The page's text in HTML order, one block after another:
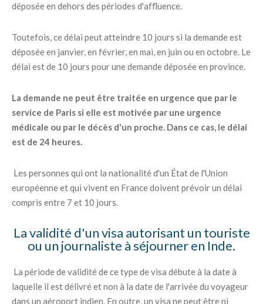
déposée en dehors des périodes d'affluence.
Toutefois, ce délai peut atteindre 10 jours si la demande est
déposée en janvier, en février, en mai, en juin ou en octobre. Le
délai est de 10 jours pour une demande déposée en province.
La demande ne peut être traitée en urgence que par le
service de Paris si elle est motivée par une urgence
médicale ou par le décès d'un proche. Dans ce cas, le délai
est de 24 heures.
Les personnes qui ont la nationalité d'un État de l'Union
européenne et qui vivent en France doivent prévoir un délai
compris entre 7 et 10 jours.
La validité d'un visa autorisant un touriste
ou un journaliste à séjourner en Inde.
La période de validité de ce type de visa débute à la date à
laquelle il est délivré et non à la date de l'arrivée du voyageur
dans un aéroport indien. En outre, un visa ne peut être ni